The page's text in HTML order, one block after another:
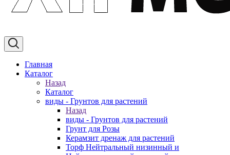
Главная
Каталог
Назад
Каталог
виды - Грунтов для растений
Назад
виды - Грунтов для растений
Грунт для Розы
Керамзит дренаж для растений
Торф Нейтральный низинный и